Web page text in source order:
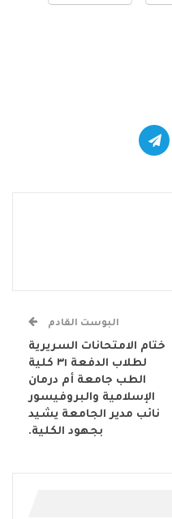
البوست القادم
ختام الامتحانات السريرية
لطلاب الدفعة ٣١ كلية
الطب جامعة أم درمان
الإسلامية والبروفيسور
نائب مدير الجامعة يشيد
بجهود الكلية.